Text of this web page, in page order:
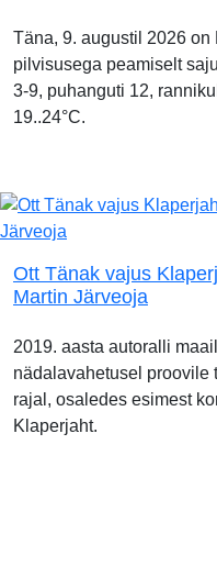
Täna, 9. augustil 2026
pilvisusega peamiselt
3-9, puhanguti 12,
19..24°C.
Ott Tänak vajus
Martin Järveoja
2019. aasta autoralli
nädalavahetusel proovile
rajal, osaledes esimest
Klaperjaht.